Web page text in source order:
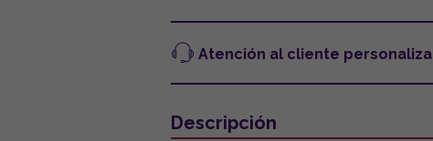
Atención al cliente
Descripción